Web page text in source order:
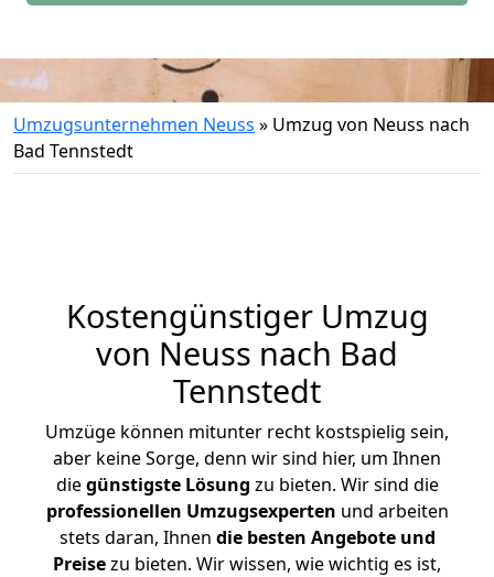
Umzugsunternehmen Neuss » Umzug von Neuss nach
Bad Tennstedt
Kostengünstiger Umzug
von Neuss nach Bad
Tennstedt
Umzüge können mitunter recht kostspielig sein,
aber keine Sorge, denn wir sind hier, um Ihnen
diegünstigste Lösung zu bieten. Wir sind die
professionellen Umzugsexperten und arbeiten
stets daran, Ihnen die besten Angebote und
Preisezu bieten. Wir wissen, wie wichtig es ist,